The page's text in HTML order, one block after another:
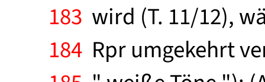
183 wird (T. 11/12),
184 Rpr umgekehrt